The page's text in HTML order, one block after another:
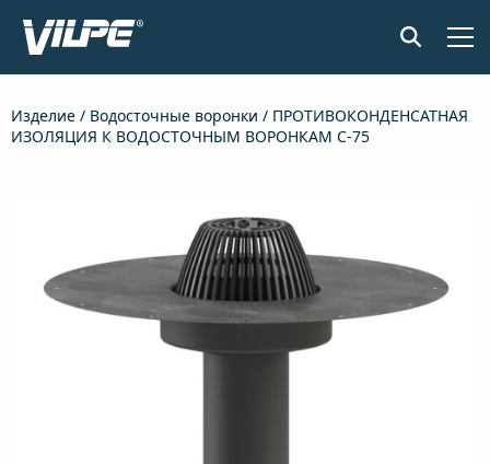
ПРИМЕНЕНИЕ
ДОКУМЕНТЫ И МАТЕРИАЛЫ
Изделие / Водосточные воронки / ПРОТИВОКОНДЕНСАТНАЯ
ИЗОЛЯЦИЯ К ВОДОСТОЧНЫМ ВОРОНКАМ С-75